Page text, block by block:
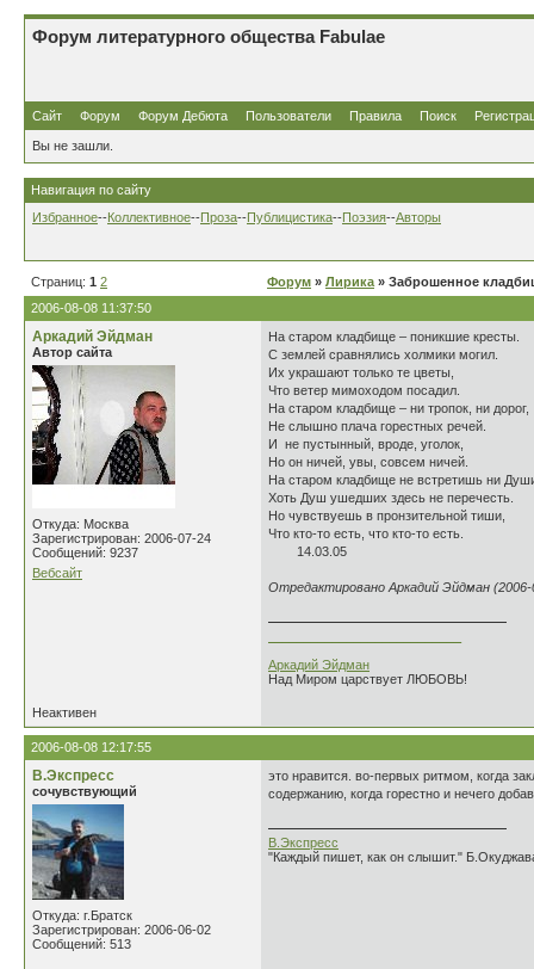
Форум литературного общества Fabulae
Сайт Форум Форум Дебюта Пользователи Правила Поиск
Вы не зашли.
Навигация по сайту
Избранное--Коллективное--Проза--Публицистика--Поэзия--Авторы
Страниц: 1 2 Форум » Лирика » Заброшенное
2006-08-08 11:37:50
Аркадий Эйдман
Автор сайта
Откуда: Москва
Зарегистрирован: 2006-07-24
Сообщений: 9237
Вебсайт
На старом кладбище – поникшие кресты.
С землей сравнялись холмики могил.
Их украшают только те цветы,
Что ветер мимоходом посадил.
На старом кладбище – ни тропок, ни дорог,
Не слышно плача горестных речей.
И не пустынный, вроде, уголок,
Но он ничей, увы, совсем ничей.
На старом кладбище не встретишь ни
Хоть Душ ушедших здесь не перечесть.
Но чувствуешь в пронзительной тиши,
Что кто-то есть, что кто-то есть.
14.03.05
Отредактировано Аркадий Эйдман (2006-
Аркадий Эйдман
Над Миром царствует ЛЮБОВЬ!
Неактивен
2006-08-08 12:17:55
В.Экспресс
сочувствующий
Откуда: г.Братск
Зарегистрирован: 2006-06-02
Сообщений: 513
это нравится. во-первых ритмом, когда
содержанию, когда горестно и нечего
В.Экспресс
"Каждый пишет, как он слышит."